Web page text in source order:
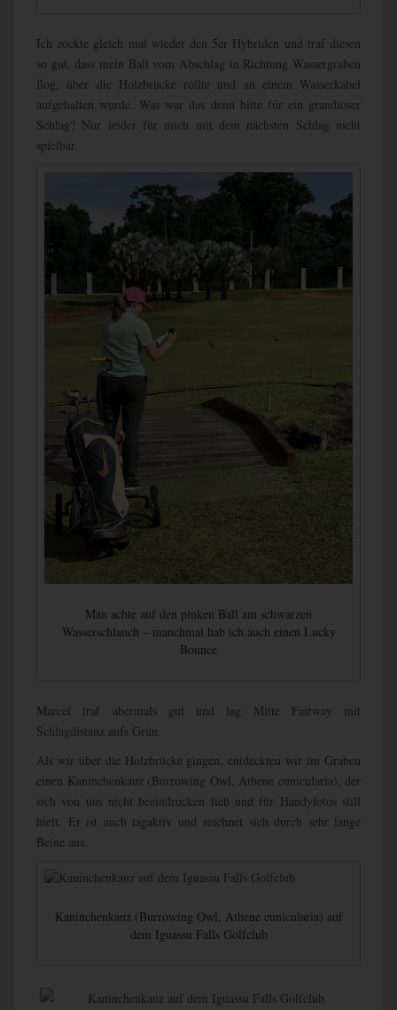
Ich zockte gleich mal wieder den 5er Hybriden und traf diesen
so gut, dass mein Ball vom Abschlag in Richtung Wassergraben
flog, über die Holzbrücke rollte und an einem Wasserkabel
aufgehalten wurde. Was war das denn bitte für ein grandioser
Schlag? Nur leider für mich mit dem nächsten Schlag nicht
spielbar.
Man achte auf den pinken Ball am schwarzen
Wasserschlauch – manchmal hab ich auch einen Lucky
Bounce
Marcel traf abermals gut und lag Mitte Fairway mit
Schlagdistanz aufs Grün.
Als wir über die Holzbrücke gingen, entdeckten wir im Graben
einen Kaninchenkauz (Burrowing Owl, Athene cunicularia), der
sich von uns nicht beeindrucken ließ und für Handyfotos still
hielt. Er ist auch tagaktiv und zeichnet sich durch sehr lange
Beine aus.
Kaninchenkauz (Burrowing Owl, Athene cunicularia) auf
dem Iguassu Falls Golfclub